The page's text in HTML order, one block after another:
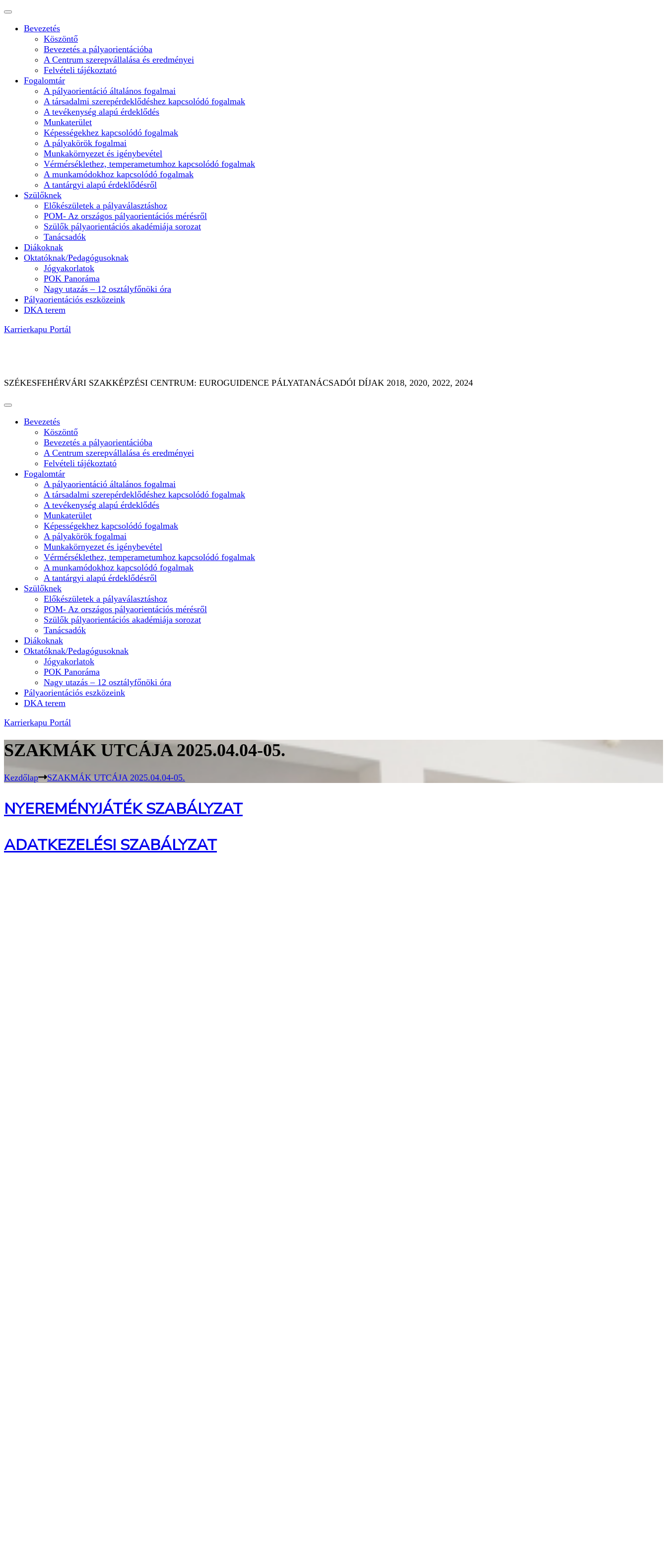
Bevezetés
Köszöntő
Bevezetés a pályaorientációba
A Centrum szerepvállalása és eredményei
Felvételi tájékoztató
Fogalomtár
A pályaorientáció általános fogalmai
A társadalmi szerepérdeklődéshez kapcsolódó fogalmak
A tevékenység alapú érdeklődés
Munkaterület
Képességekhez kapcsolódó fogalmak
A pályakörök fogalmai
Munkakörnyezet és igénybevétel
Vérmérséklethez, temperametumhoz kapcsolódó fogalmak
A munkamódokhoz kapcsolódó fogalmak
A tantárgyi alapú érdeklődésről
Szülőknek
Előkészületek a pályaválasztáshoz
POM- Az országos pályaorientációs mérésről
Szülők pályaorientációs akadémiája sorozat
Tanácsadók
Diákoknak
Oktatóknak/Pedagógusoknak
Jógyakorlatok
POK Panoráma
Nagy utazás – 12 osztályfőnöki óra
Pályaorientációs eszközeink
DKA terem
Karrierkapu Portál
SZÉKESFEHÉRVÁRI SZAKKÉPZÉSI CENTRUM: EUROGUIDENCE PÁLYATANÁCSADÓI DÍJAK 2018, 2020, 2022, 2024
Bevezetés
Köszöntő
Bevezetés a pályaorientációba
A Centrum szerepvállalása és eredményei
Felvételi tájékoztató
Fogalomtár
A pályaorientáció általános fogalmai
A társadalmi szerepérdeklődéshez kapcsolódó fogalmak
A tevékenység alapú érdeklődés
Munkaterület
Képességekhez kapcsolódó fogalmak
A pályakörök fogalmai
Munkakörnyezet és igénybevétel
Vérmérséklethez, temperametumhoz kapcsolódó fogalmak
A munkamódokhoz kapcsolódó fogalmak
A tantárgyi alapú érdeklődésről
Szülőknek
Előkészületek a pályaválasztáshoz
POM- Az országos pályaorientációs mérésről
Szülők pályaorientációs akadémiája sorozat
Tanácsadók
Diákoknak
Oktatóknak/Pedagógusoknak
Jógyakorlatok
POK Panoráma
Nagy utazás – 12 osztályfőnöki óra
Pályaorientációs eszközeink
DKA terem
Karrierkapu Portál
SZAKMÁK UTCÁJA 2025.04.04-05.
Kezdőlap SZAKMÁK UTCÁJA 2025.04.04-05.
NYEREMÉNYJÁTÉK SZABÁLYZAT
ADATKEZELÉSI SZABÁLYZAT